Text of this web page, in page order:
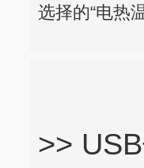
选择的“电热
>>